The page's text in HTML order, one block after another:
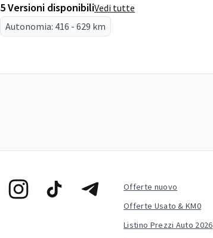
5 Versioni disponibiliVedi tutte
Autonomia: 416 - 629 km
Offerte nuovo
Offerte Usato & KM0
Listino Prezzi Auto 2026